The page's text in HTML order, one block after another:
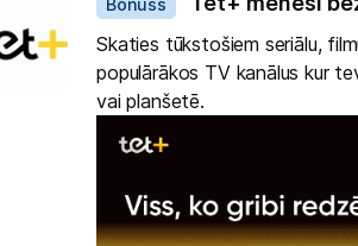
Bonuss
Skaties tūkstošiem seriālu,
populārākos TV kanālus kur
vai planšetē.